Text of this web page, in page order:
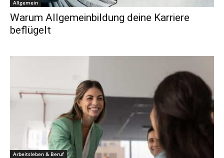
Allgemein
Warum Allgemeinbildung deine Karriere
beflügelt
Arbeitsleben & Beruf